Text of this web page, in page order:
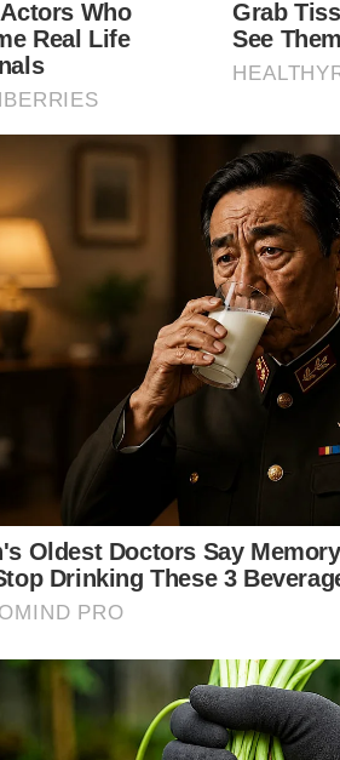
Berkaitan:
'Amaran, urusan agama kami, bukan
DAP perlu berhenti campuri urusan
Selangor
DAPSY jangan masuk campur urusan
penganjuran
Perlis (PISC) 2025
lalu yang menampilkan 18
terkenal termasuk
Dr Zakir.